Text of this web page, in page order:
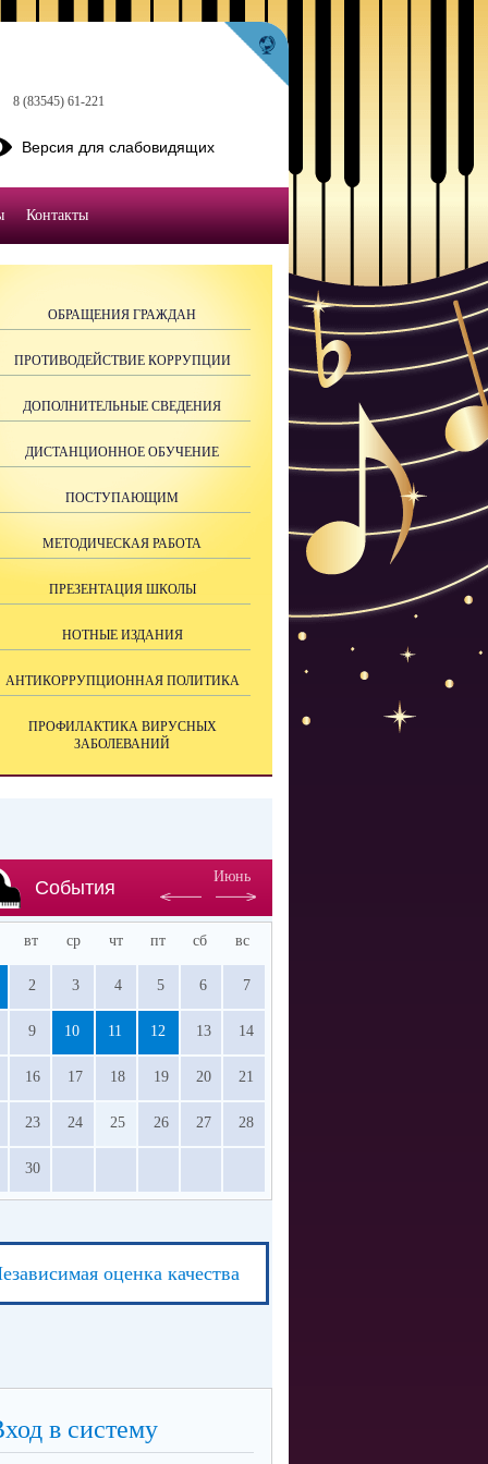
ОБРАЩЕНИЯ ГРАЖДАН
ПРОТИВОДЕЙСТВИЕ КОРРУПЦИИ
ДОПОЛНИТЕЛЬНЫЕ СВЕДЕНИЯ
ДИСТАНЦИОННОЕ ОБУЧЕНИЕ
ПОСТУПАЮЩИМ
МЕТОДИЧЕСКАЯ РАБОТА
ПРЕЗЕНТАЦИЯ ШКОЛЫ
НОТНЫЕ ИЗДАНИЯ
АНТИКОРРУПЦИОННАЯ ПОЛИТИКА
ПРОФИЛАКТИКА ВИРУСНЫХ
ЗАБОЛЕВАНИЙ
События
Июнь
вт ср чт пт сб вс
2 3 4 5 6 7
9 10 11 12 13 14
16 17 18 19 20 21
23 24 25 26 27 28
30
оценка качества
в систему
8 (83545) 61-221
Версия для слабовидящих
Контакты